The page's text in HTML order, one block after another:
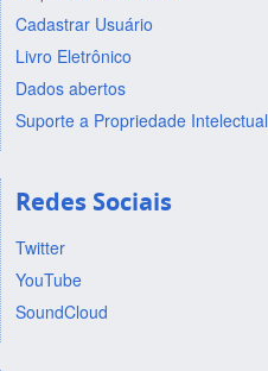
Cadastrar Usuário
Livro Eletrônico
Dados abertos
Suporte a Propriedade Intelectual
Redes Sociais
Twitter
YouTube
SoundCloud